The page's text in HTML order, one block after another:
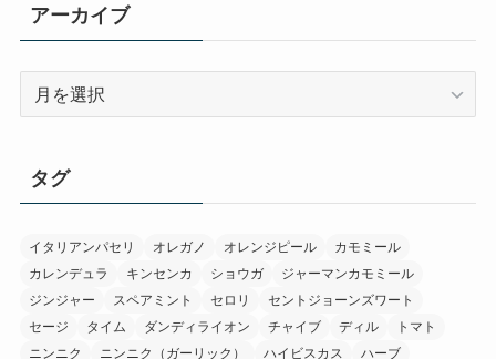
アーカイブ
ブ
タグ
イタリアンパセリ オレガノ オレンジピール
カモミール
カレンデュラ
キンセンカ ショウガ
ジャーマンカモミール
ジンジャー
スペアミント セロリ
セントジョーンズワート
セージ
タイム ダンディライオン チャイブ ディル
トマト
ニンニク
ニンニク（ガーリック） ハイビスカス ハーブ